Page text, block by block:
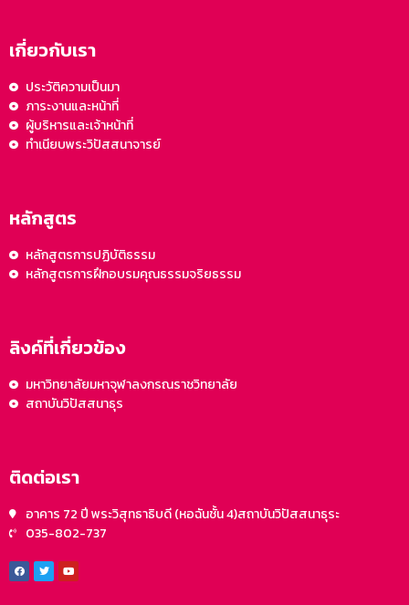
เกี่ยวกับเรา
ประวัติความเป็นมา
ภาระงานและหน้าที่
ผู้บริหารและเจ้าหน้าที่
ทำเนียบพระวิปัสสนาจารย์
หลักสูตร
หลักสูตรการปฏิบัติธรรม
หลักสูตรการฝึกอบรมคุณธรรมจริยธรรม
ลิงค์ที่เกี่ยวข้อง
มหาวิทยาลัยมหาจุฬาลงกรณราชวิทยาลัย
สถาบันวิปัสสนาธุร
ติดต่อเรา
อาคาร 72 ปี พระวิสุทธาธิบดี (หอฉันชั้น 4)สถาบันวิปัสสนาธุระ
035-802-737